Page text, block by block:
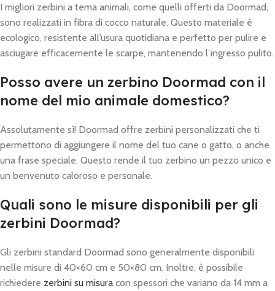
I migliori zerbini a tema animali, come quelli offerti da Doormad,
sono realizzati in fibra di cocco naturale. Questo materiale è
ecologico, resistente all’usura quotidiana e perfetto per pulire e
asciugare efficacemente le scarpe, mantenendo l’ingresso pulito.
Posso avere un zerbino Doormad con il
nome del mio animale domestico?
Assolutamente sì! Doormad offre zerbini personalizzati che ti
permettono di aggiungere il nome del tuo cane o gatto, o anche
una frase speciale. Questo rende il tuo zerbino un pezzo unico e
un benvenuto caloroso e personale.
Quali sono le misure disponibili per gli
zerbini Doormad?
Gli zerbini standard Doormad sono generalmente disponibili
nelle misure di 40×60 cm e 50×80 cm. Inoltre, è possibile
richiedere zerbini su misura con spessori che variano da 14 mm a